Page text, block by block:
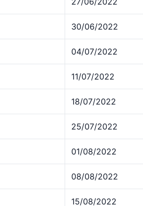
30/06/2022
04/07/2022
11/07/2022
18/07/2022
25/07/2022
01/08/2022
08/08/2022
15/08/2022